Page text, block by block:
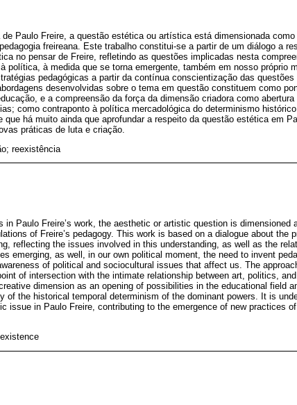
Paulo Freire, a questão estética ou artística está dimensionada como
freireana. Este trabalho constitui-se a partir de um diálogo a
no pensar de Freire, refletindo as questões implicadas nesta
política, à medida que se torna emergente, também em nosso próprio
pedagógicas a partir da contínua conscientização das
desenvolvidas sobre o tema em questão constituem como
e a compreensão da força da dimensão criadora como
como contraponto à política mercadológica do determinismo
que há muito ainda que aprofundar a respeito da questão estética em
práticas de luta e criação.
reexistência
in Paulo Freire’s work, the aesthetic or artistic question is dimensioned
of Freire’s pedagogy. This work is based on a dialogue about the
reflecting the issues involved in this understanding, as well as the
emerging, as well, in our own political moment, the need to invent
of political and sociocultural issues that affect us. The
of intersection with the intimate relationship between art, politics,
dimension as an opening of possibilities in the educational field
of the historical temporal determinism of the dominant powers. It is
issue in Paulo Freire, contributing to the emergence of new practices